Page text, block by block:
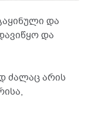
და
და
ძალაც არის